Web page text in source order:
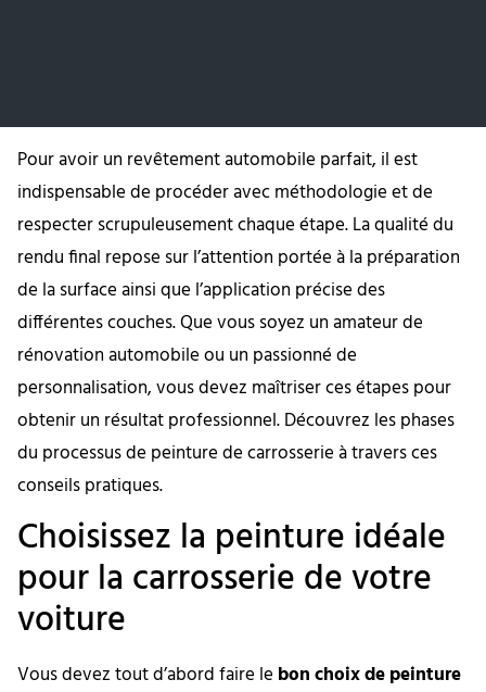
Pour avoir un revêtement automobile parfait, il est
indispensable de procéder avec méthodologie et de
respecter scrupuleusement chaque étape. La qualité du
rendu final repose sur l’attention portée à la préparation
de la surface ainsi que l’application précise des
différentes couches. Que vous soyez un amateur de
rénovation automobile ou un passionné de
personnalisation, vous devez maîtriser ces étapes pour
obtenir un résultat professionnel. Découvrez les phases
du processus de peinture de carrosserie à travers ces
conseils pratiques.
Choisissez la peinture idéale
pour la carrosserie de votre
voiture
Vous devez tout d’abord faire le bon choix de peinture